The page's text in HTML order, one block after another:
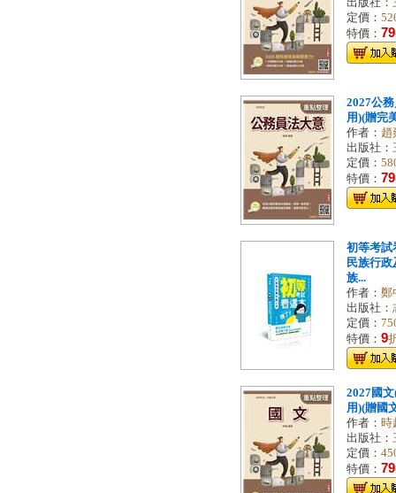
出版社：
定價：
特價： 79
2027公
用)(贈完
作者： 趙
出版社：
定價：
特價： 79
初等考試
民族行
族...
作者： 鄭
出版社：
定價：
特價： 9
2027國
用)(贈國
作者： 時
出版社：
定價：
特價： 79